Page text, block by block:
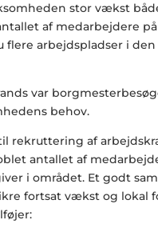
stor vækst
af medarbejdere
flere arbejdspladser i
var
behov.
rekruttering af
antallet af
i området. Et godt
fortsat vækst og lokal